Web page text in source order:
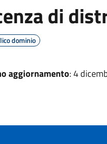
di
dominio
aggiornamento: 4